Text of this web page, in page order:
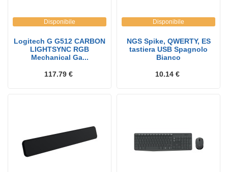
Disponibile
Logitech G G512 CARBON
LIGHTSYNC RGB
Mechanical Ga...
117.79 €
Disponibile
NGS Spike, QWERTY, ES
tastiera USB Spagnolo
Bianco
10.14 €